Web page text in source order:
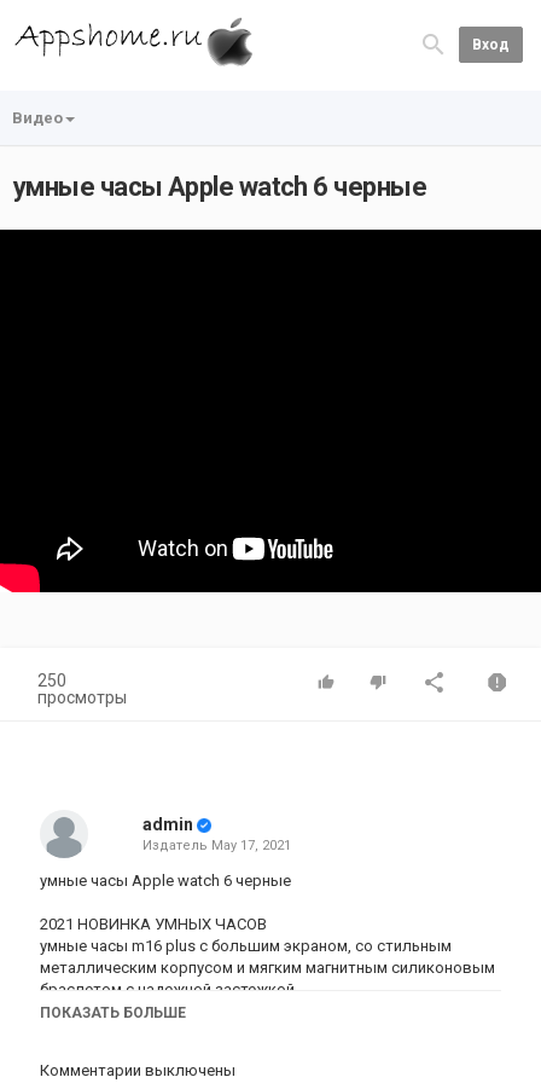
Вход
Видео
умные часы Apple watch 6 черные
250
просмотры
admin
Издатель May 17, 2021
умные часы Apple watch 6 черные
2021 НОВИНКА УМНЫХ ЧАСОВ
умные часы m16 plus с большим экраном, со стильным
металлическим корпусом и мягким магнитным силиконовым
браслетом с надежной застежкой.
- Синий
ПОКАЗАТЬ БОЛЬШЕ
Комментарии выключены